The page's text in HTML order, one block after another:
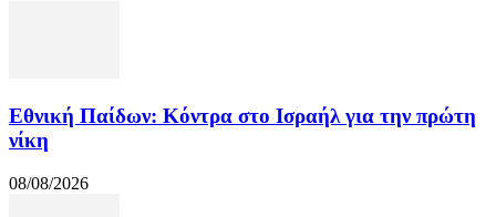
Εθνική Παίδων: Κόντρα στο Ισραήλ για την πρώτη
νίκη
08/08/2026